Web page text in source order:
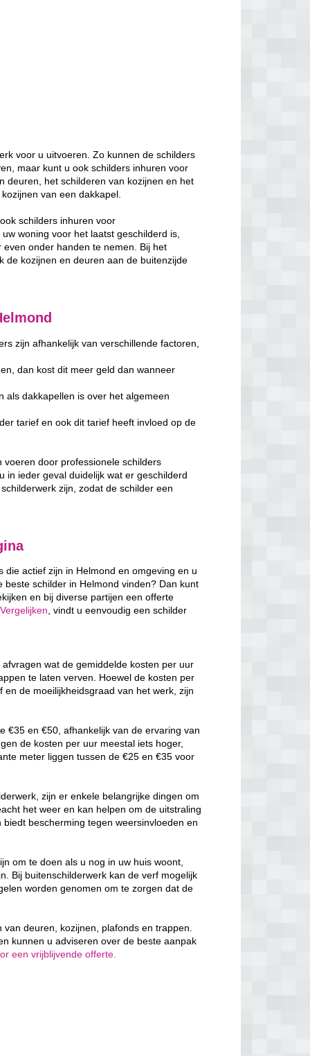
voor u uitvoeren. Zo kunnen de schilders
maar kunt u ook schilders inhuren voor
deuren, het schilderen van kozijnen en het
van een dakkapel.
schilders inhuren voor
woning voor het laatst geschilderd is,
onder handen te nemen. Bij het
de kozijnen en deuren aan de buitenzijde
zijn afhankelijk van verschillende factoren,
dan kost dit meer geld dan wanneer
als dakkapellen is over het algemeen
tarief en ook dit tarief heeft invloed op de
door professionele schilders
in ieder geval duidelijk wat er geschilderd
zijn, zodat de schilder een
actief zijn in Helmond en omgeving en u
schilder in Helmond vinden? Dan kunt
en bij diverse partijen een offerte
, vindt u eenvoudig een schilder
wat de gemiddelde kosten per uur
te laten verven. Hoewel de kosten per
de moeilijkheidsgraad van het werk, zijn
€35 en €50, afhankelijk van de ervaring van
de kosten per uur meestal iets hoger,
meter liggen tussen de €25 en €35 voor
zijn er enkele belangrijke dingen om
het weer en kan helpen om de uitstraling
bescherming tegen weersinvloeden en
om te doen als u nog in uw huis woont,
Bij buitenschilderwerk kan de verf mogelijk
worden genomen om te zorgen dat de
deuren, kozijnen, plafonds en trappen.
kunnen u adviseren over de beste aanpak
een vrijblijvende offerte.